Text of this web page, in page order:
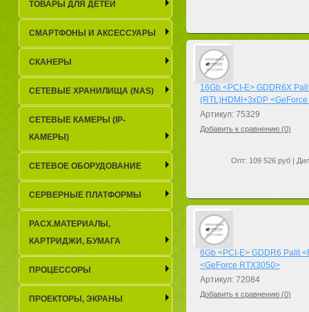
16Gb <PCI-E> GDDR6X
(RTL)HDMI+3xDP
Артикул: 75329
Добавить к сравнению (0)
Опт: 109 526 руб |
6Gb <PCI-E> GDDR6 Palit
<GeForce RTX3050>
Артикул: 72084
Добавить к сравнению (0)
ТОВАРЫ ДЛЯ ДЕТЕЙ
СМАРТФОНЫ И АКСЕССУАРЫ
СКАНЕРЫ
СЕТЕВЫЕ ХРАНИЛИЩА (NAS)
СЕТЕВЫЕ КАМЕРЫ (IP-
КАМЕРЫ)
СЕТЕВОЕ ОБОРУДОВАНИЕ
СЕРВЕРНЫЕ ПЛАТФОРМЫ
РАСХ.МАТЕРИАЛЫ,
КАРТРИДЖИ, БУМАГА
ПРОЦЕССОРЫ
ПРОЕКТОРЫ, ЭКРАНЫ